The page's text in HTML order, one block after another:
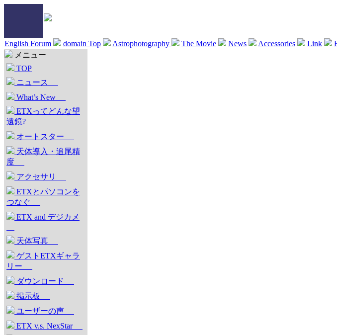
English Forum domain Top Astrophotography The Movie News Accessories Link
メニュー
TOP
ニュース
What’s New
ETXってどんな望
遠鏡?
オートスター
天体導入・追尾精
度
アクセサリ
ETXとパソコンを
つなぐ
ETX and デジカメ
天体写真
ゲストETXギャラ
リー
ダウンロード
掲示板
ユーザーの声
ETX v.s. NexStar